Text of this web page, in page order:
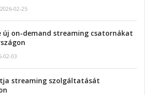
2026-02-25
új on-demand streaming csatornákat
02-03
streaming szolgáltatását